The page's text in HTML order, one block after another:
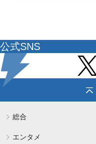
公式SNS
総合
エンタメ